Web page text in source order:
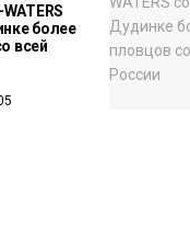
более
всей